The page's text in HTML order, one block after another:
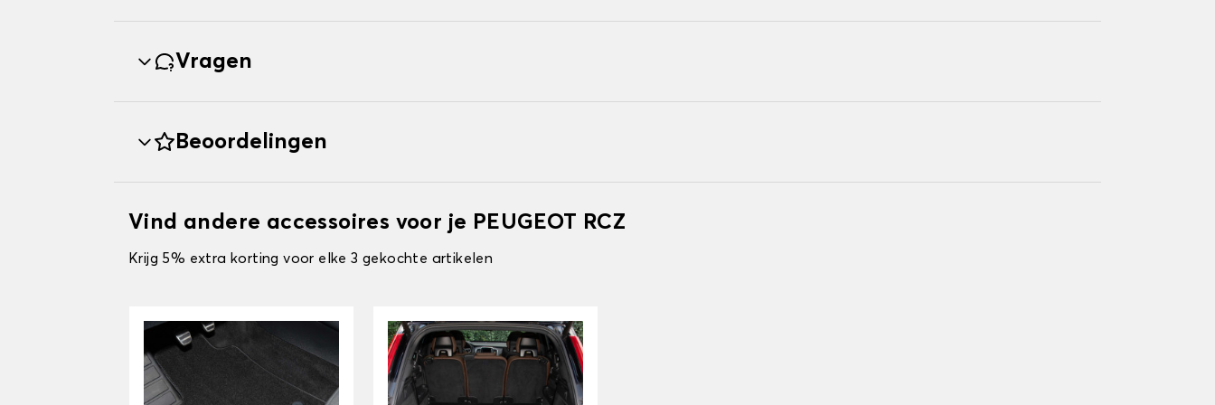
Vragen
Beoordelingen
Vind andere accessoires voor je PEUGEOT RCZ
Krijg 5% extra korting voor elke 3 gekochte artikelen